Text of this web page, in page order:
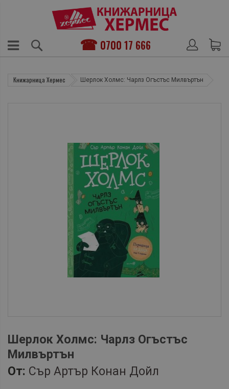
0700 17 666
Книжарница Хермес Шерлок Холмс: Чарлз Огъстъс Милвъртън
Шерлок Холмс: Чарлз Огъстъс
Милвъртън
От: Сър Артър Конан Дойл